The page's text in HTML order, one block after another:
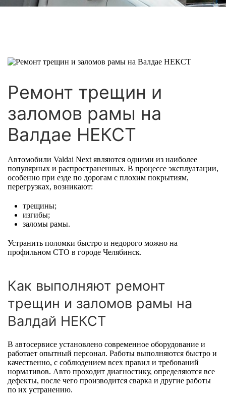
Ремонт трещин и
заломов рамы на
Валдае НЕКСТ
Автомобили Valdai Next являются одними из наиболее
популярных и распространенных. В процессе эксплуатации,
особенно при езде по дорогам с плохим покрытиям,
перегрузках, возникают:
трещины;
изгибы;
заломы рамы.
Устранить поломки быстро и недорого можно на
профильном СТО в городе Челябинск.
Как выполняют ремонт
трещин и заломов рамы на
Валдай НЕКСТ
В автосервисе установлено современное оборудование и
работает опытный персонал. Работы выполняются быстро и
качественно, с соблюдением всех правил и требований
нормативов. Авто проходит диагностику, определяются все
дефекты, после чего производится сварка и другие работы
по их устранению.